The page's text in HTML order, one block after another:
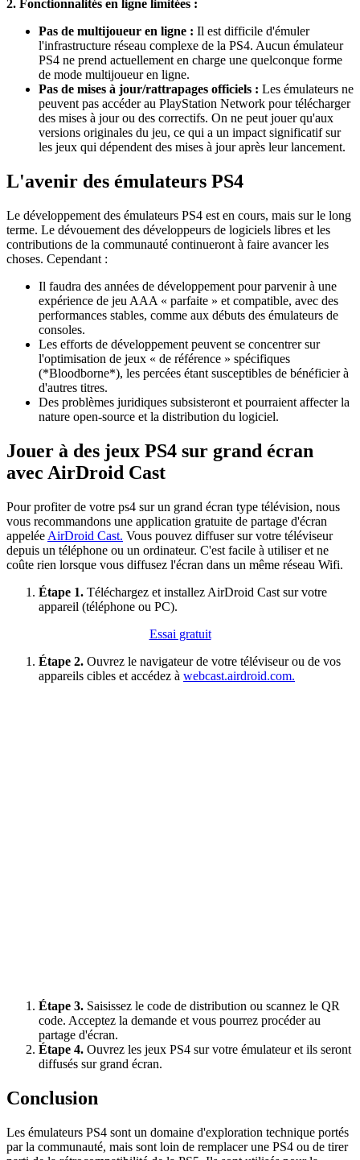
2. Fonctionnalités en ligne limitées :
Pas de multijoueur en ligne : Il est difficile d'émuler
l'infrastructure réseau complexe de la PS4. Aucun émulateur
PS4 ne prend actuellement en charge une quelconque forme
de mode multijoueur en ligne.
Pas de mises à jour/rattrapages officiels : Les émulateurs ne
peuvent pas accéder au PlayStation Network pour télécharger
des mises à jour ou des correctifs. On ne peut jouer qu'aux
versions originales du jeu, ce qui a un impact significatif sur
les jeux qui dépendent des mises à jour après leur lancement.
L'avenir des émulateurs PS4
Le développement des émulateurs PS4 est en cours, mais sur le long
terme. Le dévouement des développeurs de logiciels libres et les
contributions de la communauté continueront à faire avancer les
choses. Cependant :
Il faudra des années de développement pour parvenir à une
expérience de jeu AAA « parfaite » et compatible, avec des
performances stables, comme aux débuts des émulateurs de
consoles.
Les efforts de développement peuvent se concentrer sur
l'optimisation de jeux « de référence » spécifiques
(*Bloodborne*), les percées étant susceptibles de bénéficier à
d'autres titres.
Des problèmes juridiques subsisteront et pourraient affecter la
nature open-source et la distribution du logiciel.
Jouer à des jeux PS4 sur grand écran
avec AirDroid Cast
Pour profiter de votre ps4 sur un grand écran type télévision, nous
vous recommandons une application gratuite de partage d'écran
appelée AirDroid Cast. Vous pouvez diffuser sur votre téléviseur
depuis un téléphone ou un ordinateur. C'est facile à utiliser et ne
coûte rien lorsque vous diffusez l'écran dans un même réseau Wifi.
Étape 1. Téléchargez et installez AirDroid Cast sur votre
appareil (téléphone ou PC).
Essai gratuit
Étape 2. Ouvrez le navigateur de votre téléviseur ou de vos
appareils cibles et accédez à webcast.airdroid.com.
Étape 3. Saisissez le code de distribution ou scannez le QR
code. Acceptez la demande et vous pourrez procéder au
partage d'écran.
Étape 4. Ouvrez les jeux PS4 sur votre émulateur et ils seront
diffusés sur grand écran.
Conclusion
Les émulateurs PS4 sont un domaine d'exploration technique portés
par la communauté, mais sont loin de remplacer une PS4 ou de tirer